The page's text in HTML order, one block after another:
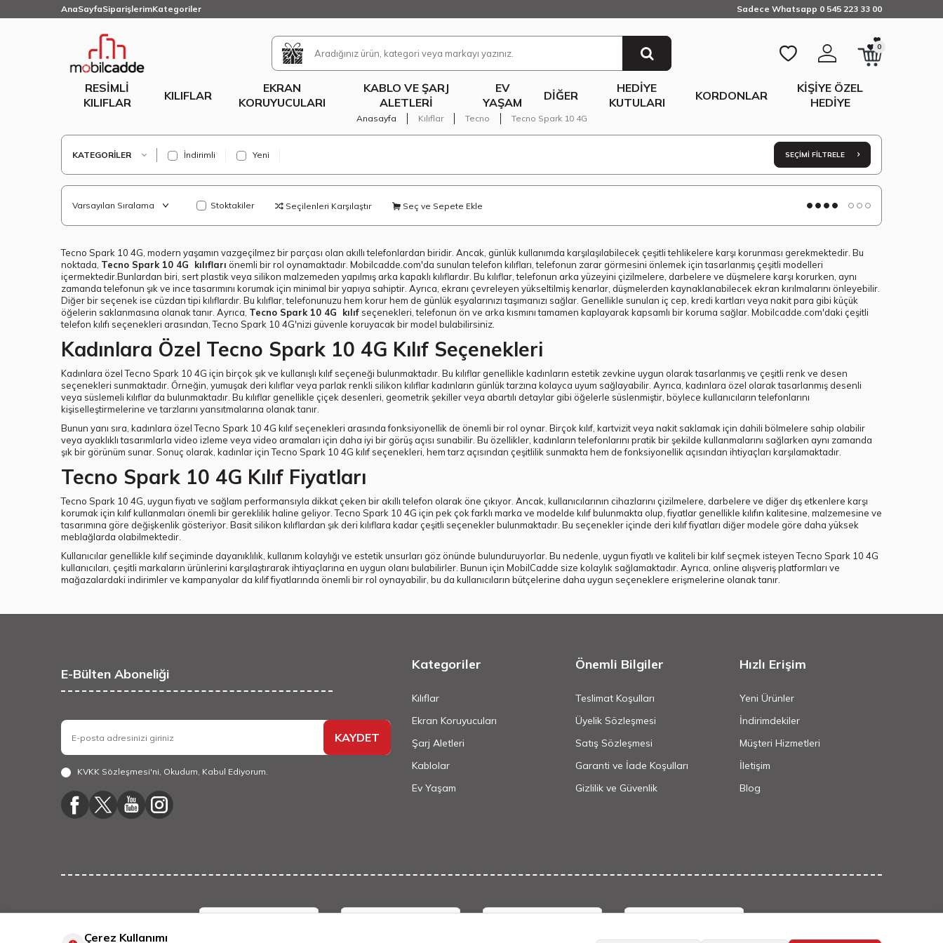
AnaSayfaSiparişlerimKategoriler Sadece Whatsapp 0 545 223 33 00
0
RESIMLI
KILIFLAR
KILIFLAR
EKRAN
KORUYUCULARI
KABLO VE ŞARJ
ALETLERI
EV
YAŞAM
DIĞER
HEDIYE
KUTULARI
KORDONLAR
KIŞIYE ÖZEL
HEDIYE
Anasayfa Kılıflar Tecno Tecno Spark 10 4G
KATEGORILER İndirimli Yeni SEÇIMI FILTRELE
Stoktakiler Seçilenleri Karşılaştır Seç ve Sepete Ekle
Tecno Spark 10 4G, modern yaşamın vazgeçilmez bir parçası olan akıllı telefonlardan biridir. Ancak, günlük kullanımda karşılaşılabilecek çeşitli tehlikelere karşı korunması gerekmektedir. Bu
noktada, Tecno Spark 10 4G kılıfları önemli bir rol oynamaktadır. Mobilcadde.com'da sunulan telefon kılıfları, telefonun zarar görmesini önlemek için tasarlanmış çeşitli modelleri
içermektedir.Bunlardan biri, sert plastik veya silikon malzemeden yapılmış arka kapaklı kılıflardır. Bu kılıflar, telefonun arka yüzeyini çizilmelere, darbelere ve düşmelere karşı korurken, aynı
zamanda telefonun şık ve ince tasarımını korumak için minimal bir yapıya sahiptir. Ayrıca, ekranı çevreleyen yükseltilmiş kenarlar, düşmelerden kaynaklanabilecek ekran kırılmalarını önleyebilir.
Diğer bir seçenek ise cüzdan tipi kılıflardır. Bu kılıflar, telefonunuzu hem korur hem de günlük eşyalarınızı taşımanızı sağlar. Genellikle sunulan iç cep, kredi kartları veya nakit para gibi küçük
öğelerin saklanmasına olanak tanır. Ayrıca, Tecno Spark 10 4G kılıf seçenekleri, telefonun ön ve arka kısmını tamamen kaplayarak kapsamlı bir koruma sağlar. Mobilcadde.com'daki çeşitli
telefon kılıfı seçenekleri arasından, Tecno Spark 10 4G'nizi güvenle koruyacak bir model bulabilirsiniz.
Kadınlara Özel Tecno Spark 10 4G Kılıf Seçenekleri
Kadınlara özel Tecno Spark 10 4G için birçok şık ve kullanışlı kılıf seçeneği bulunmaktadır. Bu kılıflar genellikle kadınların estetik zevkine uygun olarak tasarlanmış ve çeşitli renk ve desen
seçenekleri sunmaktadır. Örneğin, yumuşak deri kılıflar veya parlak renkli silikon kılıflar kadınların günlük tarzına kolayca uyum sağlayabilir. Ayrıca, kadınlara özel olarak tasarlanmış desenli
veya süslemeli kılıflar da bulunmaktadır. Bu kılıflar genellikle çiçek desenleri, geometrik şekiller veya abartılı detaylar gibi öğelerle süslenmiştir, böylece kullanıcıların telefonlarını
kişiselleştirmelerine ve tarzlarını yansıtmalarına olanak tanır.
Bunun yanı sıra, kadınlara özel Tecno Spark 10 4G kılıf seçenekleri arasında fonksiyonellik de önemli bir rol oynar. Birçok kılıf, kartvizit veya nakit saklamak için dahili bölmelere sahip olabilir
veya ayaklıklı tasarımlarla video izleme veya video aramaları için daha iyi bir görüş açısı sunabilir. Bu özellikler, kadınların telefonlarını pratik bir şekilde kullanmalarını sağlarken aynı zamanda
şık bir görünüm sunar. Sonuç olarak, kadınlar için Tecno Spark 10 4G kılıf seçenekleri, hem tarz açısından çeşitlilik sunmakta hem de fonksiyonellik açısından ihtiyaçları karşılamaktadır.
Tecno Spark 10 4G Kılıf Fiyatları
Tecno Spark 10 4G, uygun fiyatı ve sağlam performansıyla dikkat çeken bir akıllı telefon olarak öne çıkıyor. Ancak, kullanıcılarının cihazlarını çizilmelere, darbelere ve diğer dış etkenlere karşı
korumak için kılıf kullanmaları önemli bir gereklilik haline geliyor. Tecno Spark 10 4G için pek çok farklı marka ve modelde kılıf bulunmakta olup, fiyatlar genellikle kılıfın kalitesine, malzemesine ve
tasarımına göre değişkenlik gösteriyor. Basit silikon kılıflardan şık deri kılıflara kadar çeşitli seçenekler bulunmaktadır. Bu seçenekler içinde deri kılıf fiyatları diğer modele göre daha yüksek
meblağlarda olabilmektedir.
Kullanıcılar genellikle kılıf seçiminde dayanıklılık, kullanım kolaylığı ve estetik unsurları göz önünde bulunduruyorlar. Bu nedenle, uygun fiyatlı ve kaliteli bir kılıf seçmek isteyen Tecno Spark 10 4G
kullanıcıları, çeşitli markaların ürünlerini karşılaştırarak ihtiyaçlarına en uygun olanı bulabilirler. Bunun için MobilCadde size kolaylık sağlamaktadır. Ayrıca, online alışveriş platformları ve
mağazalardaki indirimler ve kampanyalar da kılıf fiyatlarında önemli bir rol oynayabilir, bu da kullanıcıların bütçelerine daha uygun seçeneklere erişmelerine olanak tanır.
E-Bülten Aboneliği
KAYDET
KVKK Sözleşmesi'ni, Okudum, Kabul Ediyorum.
Kategoriler
Kılıflar
Ekran Koruyucuları
Şarj Aletleri
Kablolar
Ev Yaşam
Önemli Bilgiler
Teslimat Koşulları
Üyelik Sözleşmesi
Satış Sözleşmesi
Garanti ve İade Koşulları
Gizlilik ve Güvenlik
Hızlı Erişim
Yeni Ürünler
İndirimdekiler
Müşteri Hizmetleri
İletişim
Blog
Çerez Kullanımı